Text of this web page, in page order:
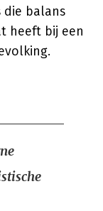
die balans
heeft bij een